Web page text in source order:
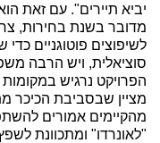
יביא תיירים". עם זאת
מדובר בשנת בחירות,
לשיפוצים פוטוגניים
סוציאלית, ויש הרבה
הפרויקט נרגיש
מציין שבסביבת הכיכר
מהקיימים אמורים
"לאונרדו" ומתכוונת